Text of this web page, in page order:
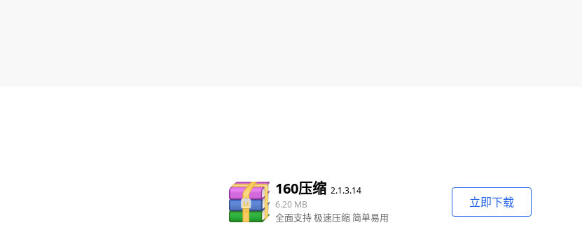
160压缩 2.1.3.14
6.20 MB
全面支持 极速压缩 简单易用
立即下载